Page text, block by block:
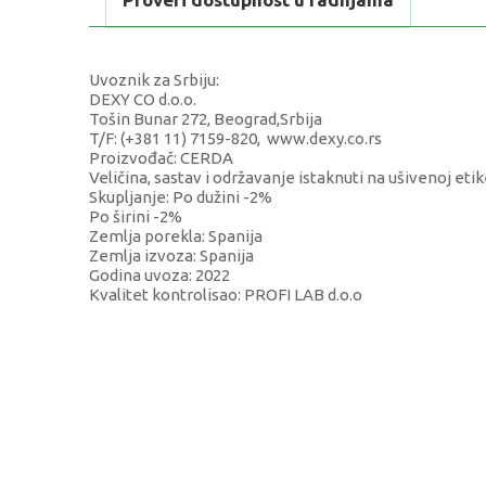
Uvoznik za Srbiju:
DEXY CO d.o.o.
Tošin Bunar 272, Beograd,Srbija
T/F: (+381 11) 7159-820, www.dexy.co.rs
Proizvođač: CERDA
Veličina, sastav i održavanje istaknuti na ušivenoj
Skupljanje: Po dužini -2%
Po širini -2%
Zemlja porekla: Spanija
Zemlja izvoza: Spanija
Godina uvoza: 2022
Kvalitet kontrolisao: PROFI LAB d.o.o